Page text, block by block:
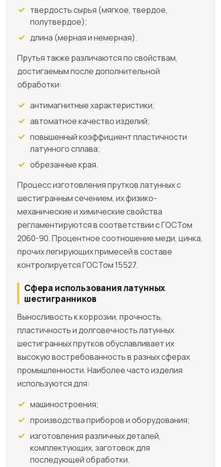
твердость сырья (мягкое, твердое,
полутвердое);
длина (мерная и немерная).
Прутья также различаются по свойствам,
достигаемым после дополнительной
обработки:
антимагнитные характеристики;
автоматное качество изделий;
повышенный коэффициент пластичности
латунного сплава;
обрезанные края.
Процесс изготовления прутков латунных с
шестигранным сечением, их физико-
механические и химические свойства
регламентируются в соответствии с ГОСТом
2060-90. Процентное соотношение меди, цинка,
прочих легирующих примесей в составе
контролируется ГОСТом 15527.
Сфера использования латунных
шестигранников
Выносливость к коррозии, прочность,
пластичность и долговечность латунных
шестигранных прутков обуславливает их
высокую востребованность в разных сферах
промышленности. Наиболее часто изделия
используются для:
машиностроения;
производства приборов и оборудования;
изготовления различных деталей,
комплектующих, заготовок для
последующей обработки.